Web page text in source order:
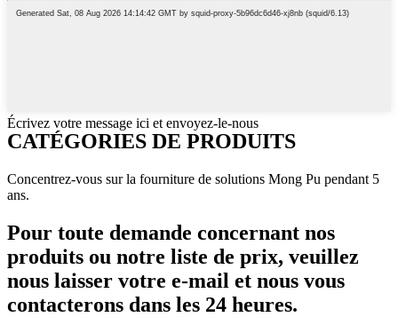
Écrivez votre message ici et envoyez-le-nous
CATÉGORIES DE PRODUITS
Concentrez-vous sur la fourniture de solutions Mong Pu pendant 5
ans.
Pour toute demande concernant nos
produits ou notre liste de prix, veuillez
nous laisser votre e-mail et nous vous
contacterons dans les 24 heures.